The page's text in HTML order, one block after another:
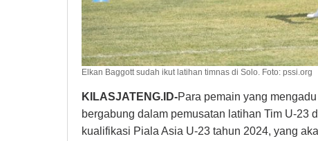
Elkan Baggott sudah ikut latihan timnas di Solo. Foto: pssi.org
KILASJATENG.ID-Para pemain yang
bergabung dalam pemusatan latihan Tim U-23
kualifikasi Piala Asia U-23 tahun 2024, yang